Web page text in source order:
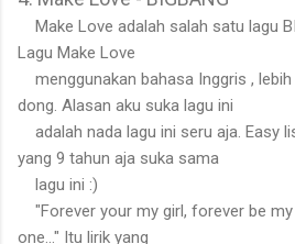
Make Love adalah salah satu lagu
Lagu Make Love
menggunakan bahasa Inggris ,
dong. Alasan aku suka lagu ini
adalah nada lagu ini seru aja. Easy
yang 9 tahun aja suka sama
lagu ini :)
"Forever your my girl, forever be
one..." Itu lirik yang